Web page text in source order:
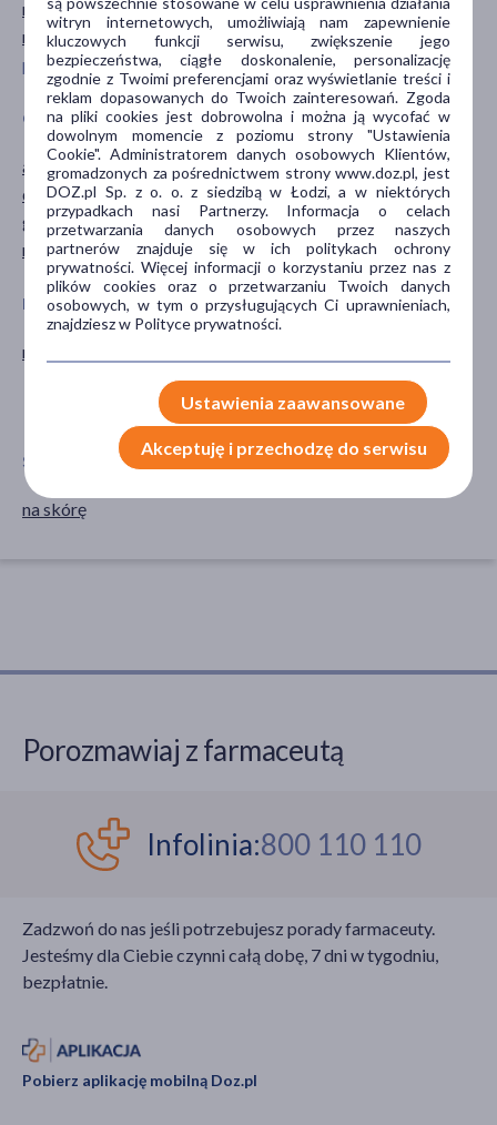
regenerujące
rozświetlające
pokaż więcej ...
GŁÓWNY SKŁADNIK
alantoina
dimetikon
gliceryna
retinol
CZĘŚĆ CIAŁA
skóra
szyja
twarz
PORA STOSOWANIA
na noc
RODZAJ SKÓRY
odwodniona
sucha
SPOSÓB APLIKACJI
na skórę
Porozmawiaj z farmaceutą
Infolinia:800 110 110
Zadzwoń do nas jeśli potrzebujesz porady farmaceuty.
Jesteśmy dla Ciebie czynni całą dobę, 7 dni w tygodniu,
bezpłatnie.
Pobierz aplikację mobilną Doz.pl
witryn internetowych, umożliwiają nam zapewnienie
kluczowych funkcji serwisu, zwiększenie jego
bezpieczeństwa, ciągłe doskonalenie, personalizację
zgodnie z Twoimi preferencjami oraz wyświetlanie treści i
reklam dopasowanych do Twoich zainteresowań. Zgoda
na pliki cookies jest dobrowolna i można ją wycofać w
dowolnym momencie z poziomu strony "Ustawienia
Cookie". Administratorem danych osobowych Klientów,
gromadzonych za pośrednictwem strony www.doz.pl, jest
DOZ.pl Sp. z o. o. z siedzibą w Łodzi, a w niektórych
przypadkach nasi Partnerzy. Informacja o celach
przetwarzania danych osobowych przez naszych
partnerów znajduje się w ich politykach ochrony
prywatności. Więcej informacji o korzystaniu przez nas z
plików cookies oraz o przetwarzaniu Twoich danych
osobowych, w tym o przysługujących Ci uprawnieniach,
znajdziesz w Polityce prywatności.
Ustawienia zaawansowane
Akceptuję i przechodzę do serwisu